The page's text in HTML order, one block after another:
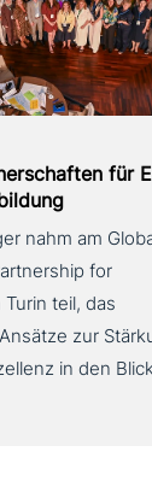
für
nahm am
for
Turin teil, das
zur
in den